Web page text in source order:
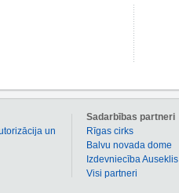
Sadarbības partneri
Rīgas cirks
Balvu novada dome
Izdevniecība Auseklis
Visi partneri
un